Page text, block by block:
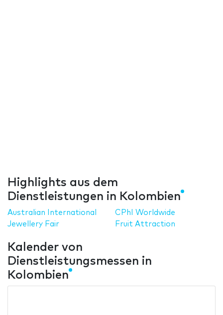
Highlights aus dem
Dienstleistungen in Kolombien
Australian International
Jewellery Fair
CPhI Worldwide
Fruit Attraction
Kalender von
Dienstleistungsmessen in
Kolombien